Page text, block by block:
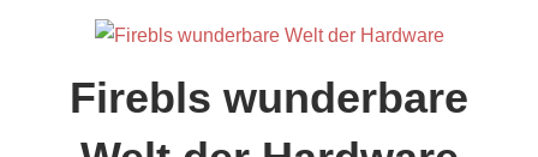
springenFirebls wunderbare